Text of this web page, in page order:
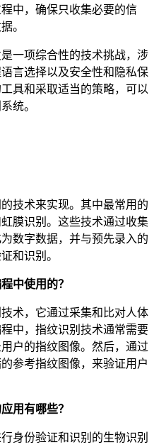
中，确保只收集必要的信
。
一项综合性的技术挑战，涉
言选择以及安全性和隐私保
具和采取适当的策略，可以
统。
技术来实现。其中最常用的
膜识别。这些技术通过收集
数字数据，并与预先录入的
和识别。
中使用的？
术，它通过采集和比对人体
中，指纹识别技术通常需要
户的指纹图像。然后，通过
参考指纹图像，来验证用户
用有哪些？
身份验证和识别的生物识别